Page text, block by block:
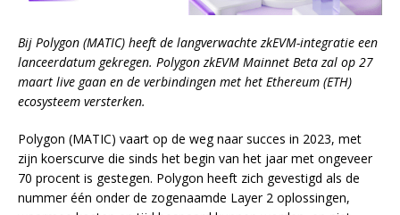
Bij Polygon (MATIC) heeft de langverwachte zkEVM-integratie een
lanceerdatum gekregen. Polygon zkEVM Mainnet Beta zal op 27
maart live gaan en de verbindingen met het Ethereum (ETH)
ecosysteem versterken.
Polygon (MATIC) vaart op de weg naar succes in 2023, met
zijn koerscurve die sinds het begin van het jaar met ongeveer
70 procent is gestegen. Polygon heeft zich gevestigd als de
nummer één onder de zogenaamde Layer 2 oplossingen,